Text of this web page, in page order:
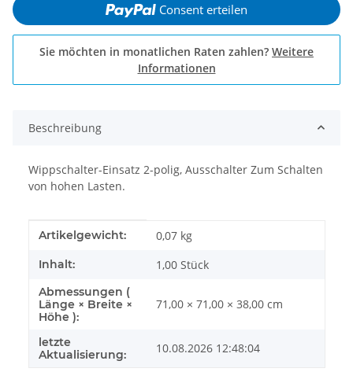
Consent erteilen
Sie möchten in monatlichen Raten zahlen? Weitere
Informationen
Beschreibung
Wippschalter-Einsatz 2-polig, Ausschalter Zum Schalten
von hohen Lasten.
Produkteigenschaft
Wert
Artikelgewicht: 0,07 kg
Inhalt: 1,00 Stück
Abmessungen (
Länge × Breite ×
Höhe ):
71,00 × 71,00 × 38,00 cm
letzte
Aktualisierung:
10.08.2026 12:48:04